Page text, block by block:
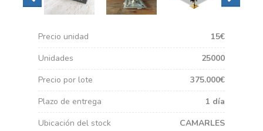
Precio unidad
15€
Unidades
25000
Precio por lote
375.000€
Plazo de entrega
1 día
Ubicación del stock
CAMARLES